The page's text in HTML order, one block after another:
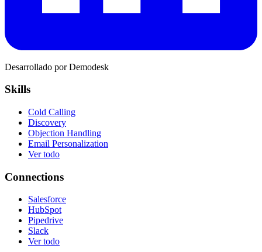
Desarrollado por Demodesk
Skills
Cold Calling
Discovery
Objection Handling
Email Personalization
Ver todo
Connections
Salesforce
HubSpot
Pipedrive
Slack
Ver todo